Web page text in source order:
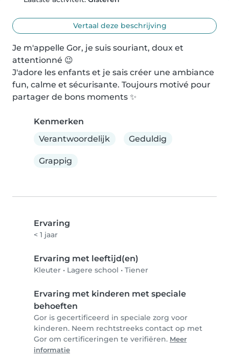
Vertaal deze beschrijving
Je m'appelle Gor, je suis souriant, doux et
attentionné 😉
J'adore les enfants et je sais créer une ambiance
fun, calme et sécurisante. Toujours motivé pour
partager de bons moments ✨
Kenmerken
Verantwoordelijk
Geduldig
Grappig
Ervaring
< 1 jaar
Ervaring met leeftijd(en)
Kleuter • Lagere school • Tiener
Ervaring met kinderen met speciale
behoeften
Gor is gecertificeerd in speciale zorg voor
kinderen. Neem rechtstreeks contact op met
Gor om certificeringen te verifiëren. Meer
informatie